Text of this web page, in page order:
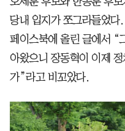
당내 입지가 쪼그라들었다
페이스북에 올린 글에서 “
아왔으니 장동혁이 이제
가”라고 비꼬았다.